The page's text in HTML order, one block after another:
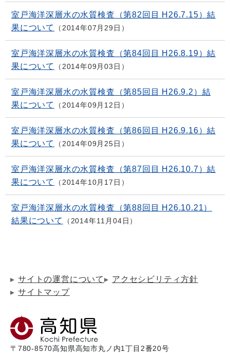
室戸海洋深層水の水質検査（第82回目 H26.7.15）結
果について
2014年07月29日
室戸海洋深層水の水質検査（第84回目 H26.8.19）結
果について
2014年09月03日
室戸海洋深層水の水質検査（第85回目 H26.9.2）結
果について
2014年09月12日
室戸海洋深層水の水質検査（第86回目 H26.9.16）結
果について
2014年09月25日
室戸海洋深層水の水質検査（第87回目 H26.10.7）結
果について
2014年10月17日
室戸海洋深層水の水質検査（第88回目 H26.10.21）
結果について
2014年11月04日
サイトの運営について
アクセシビリティ方針
サイトマップ
〒780-8570高知県高知市丸ノ内1丁目2番20号